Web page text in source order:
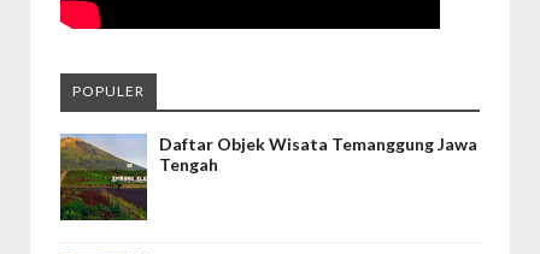
POPULER
Daftar Objek Wisata Temanggung Jawa
Tengah